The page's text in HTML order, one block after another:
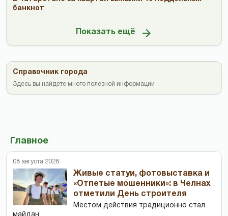
банкнот
Показать ещё
Справочник города
Здесь вы найдете много полезной информации
Главное
08 августа 2026
Живые статуи, фотовыставка и
«Отпетые мошенники»: в Челнах
отметили День строителя
Местом действия традиционно стал
майдан